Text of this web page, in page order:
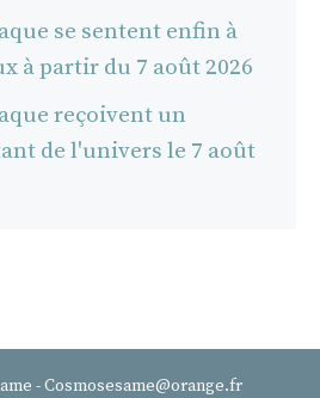
se sentent enfin à
à partir du 7 août 2026
reçoivent un
de l'univers le 7 août
- Cosmosesame@orange.fr